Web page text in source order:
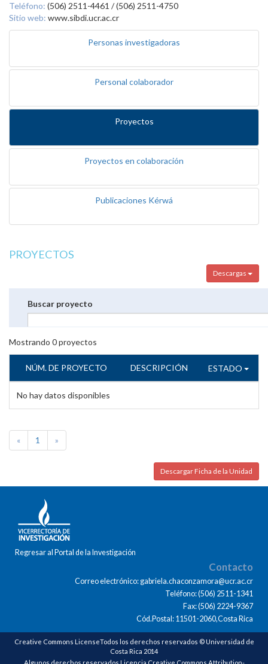
Teléfono: (506) 2511-4461 / (506) 2511-4750
Sitio web: www.sibdi.ucr.ac.cr
Personas investigadoras
Personal colaborador
Proyectos
Proyectos en colaboración
Publicaciones Kérwá
PROYECTOS
Descargas
Buscar proyecto
Mostrando 0proyectos
NÚM. DE PROYECTO DESCRIPCIÓN ESTADO
No hay datos disponibles
« 1 »
Descargar Ficha de la Unidad
Regresar al Portal de la Investigación
Contacto
Correo electrónico: gabriela.chaconzamora@ucr.ac.cr
Teléfono: (506) 2511-1341
Fax: (506) 2224-9367
Cód.Postal: 11501-2060,Costa Rica
Creative Commons LicenseTodos los derechos reservados © Universidad de
Costa Rica 2014